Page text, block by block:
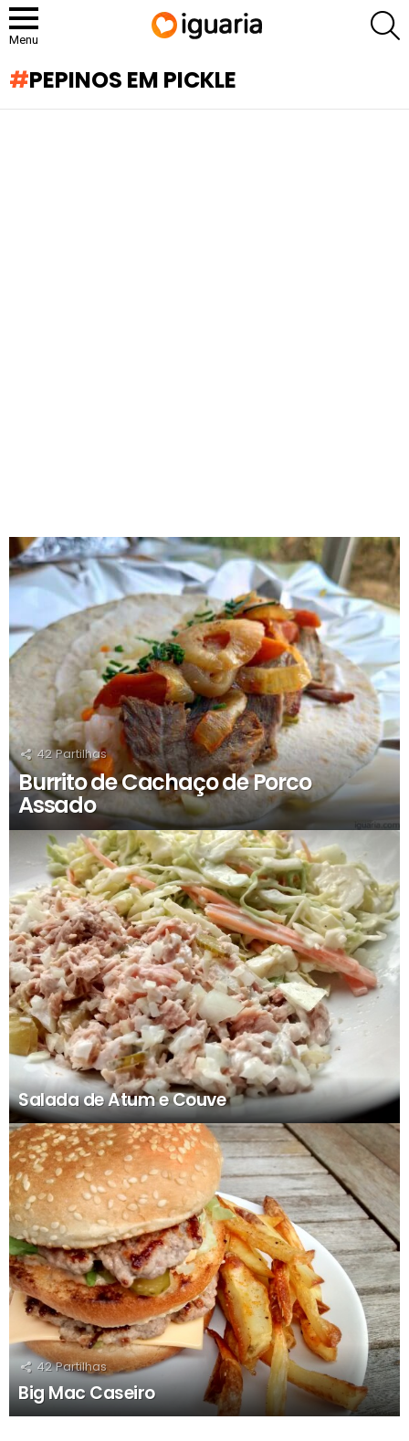
Menu
PEPINOS EM PICKLE
RECOMENDADOS
42 Partilhas
Burrito de Cachaço de Porco
Assado
Salada de Atum e Couve
42 Partilhas
Big Mac Caseiro